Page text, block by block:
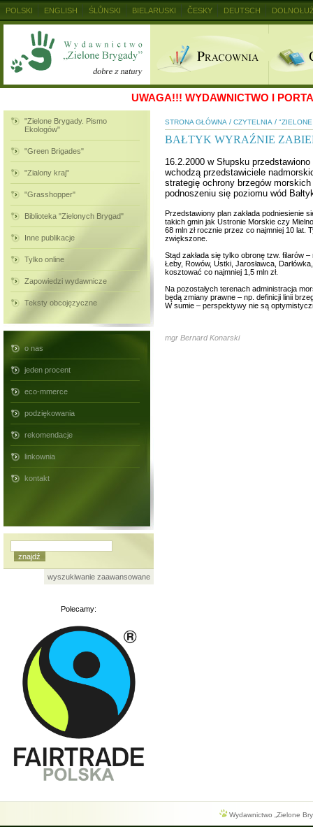
UWAGA!!! WYDAWNICTWO I
"Zielone Brygady. Pismo
Ekologów"
"Green Brigades"
"Zialony kraj"
"Grasshopper"
Biblioteka "Zielonych Brygad"
Inne publikacje
Tylko online
Zapowiedzi wydawnicze
Teksty obcojęzyczne
o nas
jeden procent
eco-mmerce
podziękowania
rekomendacje
linkownia
kontakt
wyszukiwanie zaawansowane
Polecamy:
STRONA GŁÓWNA / CZYTELNIA /
BAŁTYK WYRAŹNIE
16.2.2000 w Słupsku
wchodzą przedstawiciele
strategię ochrony brzegów
podnoszeniu się poziomu wód
Przedstawiony plan zakłada podniesienie
takich gmin jak Ustronie Morskie czy
68 mln zł rocznie przez co najmniej 10 lat.
zwiększone.
Stąd zakłada się tylko obronę tzw. filarów
Łeby, Rowów, Ustki, Jarosławca,
kosztować co najmniej 1,5 mln zł.
Na pozostałych terenach administracja
będą zmiany prawne – np. definicji linii
W sumie – perspektywy nie są
mgr Bernard Konarski
Wydawnictwo „Zielone
POLSKI ENGLISH ŚLŮNSKI BIELARUSKI ČESKY DEUTSCH